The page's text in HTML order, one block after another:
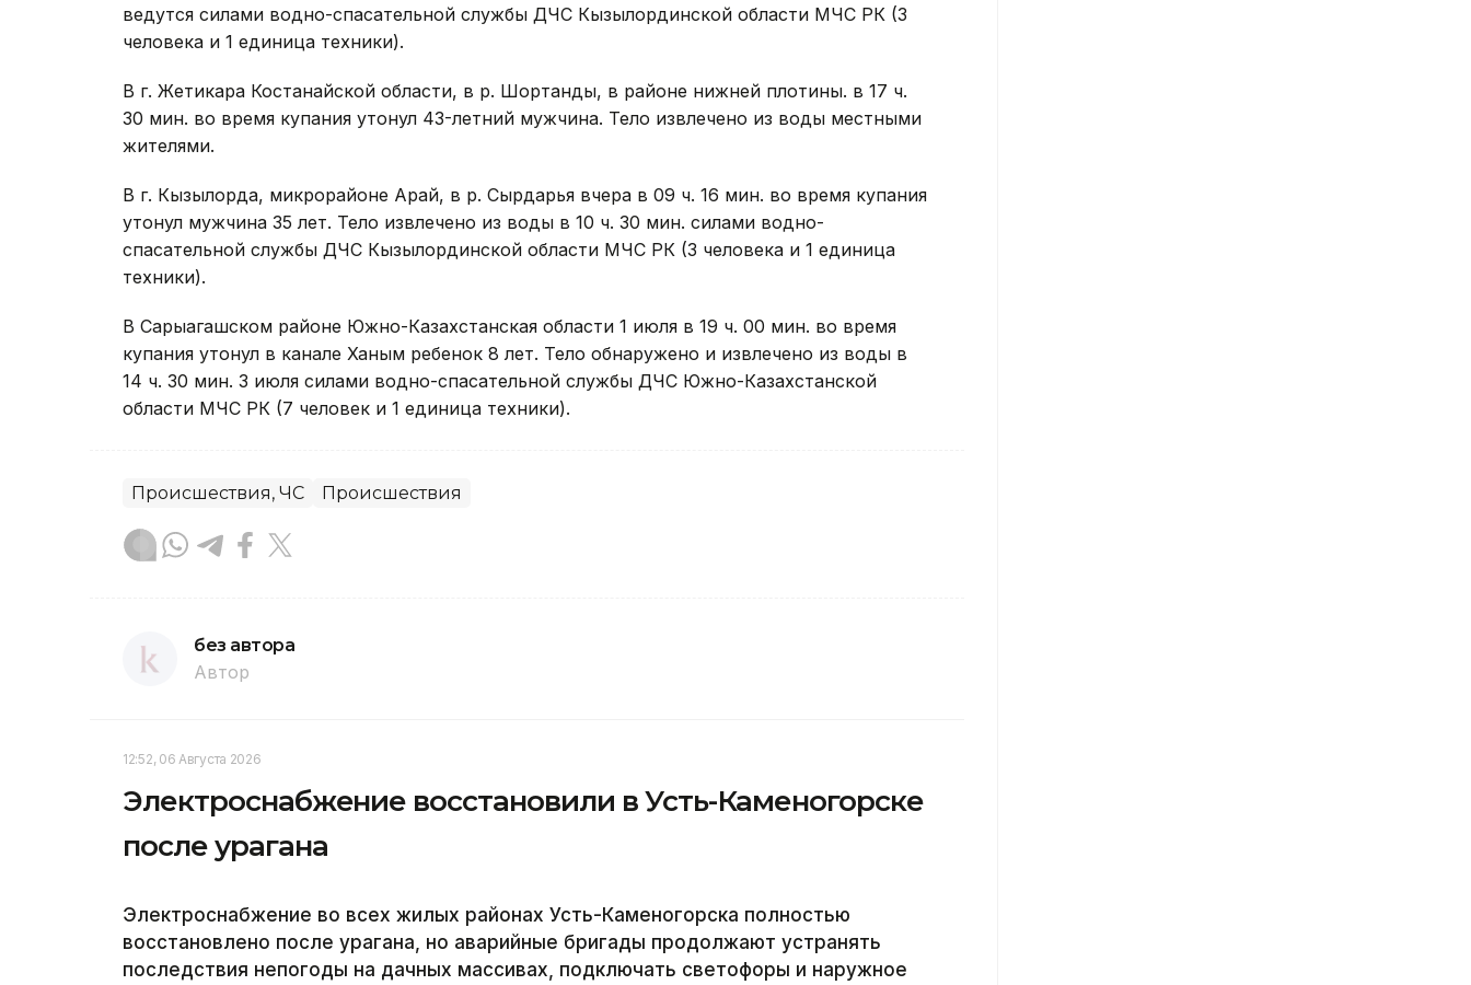
ведутся силами водно-спасательной службы ДЧС Кызылординской области МЧС РК (3
человека и 1 единица техники).
В г. Жетикара Костанайской области, в р. Шортанды, в районе нижней плотины. в 17 ч.
30 мин. во время купания утонул 43-летний мужчина. Тело извлечено из воды местными
жителями.
В г. Кызылорда, микрорайоне Арай, в р. Сырдарья вчера в 09 ч. 16 мин. во время купания
утонул мужчина 35 лет. Тело извлечено из воды в 10 ч. 30 мин. силами водно-
спасательной службы ДЧС Кызылординской области МЧС РК (3 человека и 1 единица
техники).
В Сарыагашском районе Южно-Казахстанская области 1 июля в 19 ч. 00 мин. во время
купания утонул в канале Ханым ребенок 8 лет. Тело обнаружено и извлечено из воды в
14 ч. 30 мин. 3 июля силами водно-спасательной службы ДЧС Южно-Казахстанской
области МЧС РК (7 человек и 1 единица техники).
Происшествия, ЧС Происшествия
без автора
Автор
12:52, 06 Августа 2026
Электроснабжение восстановили в Усть-Каменогорске
после урагана
Электроснабжение во всех жилых районах Усть-Каменогорска полностью
восстановлено после урагана, но аварийные бригады продолжают устранять
последствия непогоды на дачных массивах, подключать светофоры и наружное